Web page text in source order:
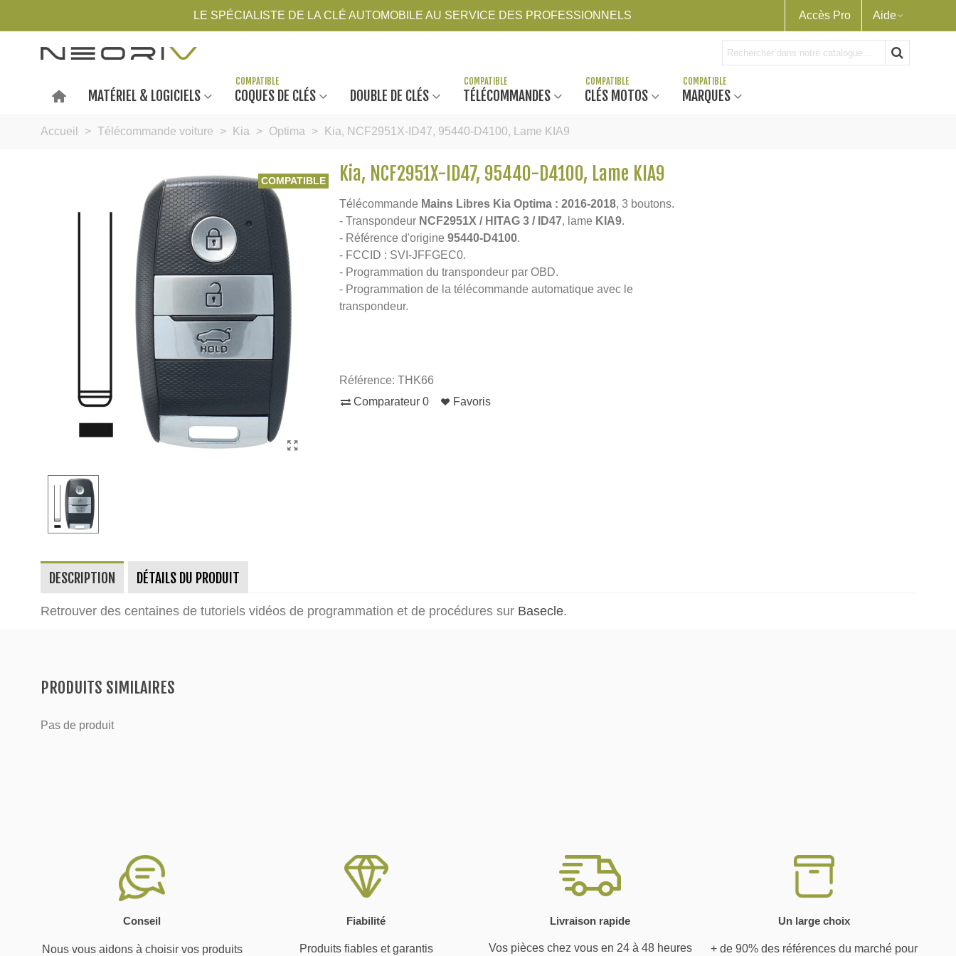
LE SPÉCIALISTE DE LA CLÉ AUTOMOBILE AU SERVICE DES PROFESSIONNELS Accès Pro Aide
MATÉRIEL & LOGICIELS COQUES DE CLÉS DOUBLE DE CLÉS TÉLÉCOMMANDES CLÉS MOTOS MARQUES
Accueil > Télécommande voiture > Kia > Optima > Kia, NCF2951X-ID47, 95440-D4100, Lame KIA9
COMPATIBLE Kia, NCF2951X-ID47, 95440-D4100, Lame KIA9
Télécommande Mains Libres Kia Optima : 2016-2018, 3 boutons.
- Transpondeur NCF2951X / HITAG 3 / ID47, lame KIA9.
- Référence d'origine 95440-D4100.
- FCCID : SVI-JFFGEC0.
- Programmation du transpondeur par OBD.
- Programmation de la télécommande automatique avec le
transpondeur.
Référence: THK66
Comparateur 0 Favoris
DESCRIPTION DÉTAILS DU PRODUIT
Retrouver des centaines de tutoriels vidéos de programmation et de procédures sur Basecle.
PRODUITS SIMILAIRES
Pas de produit
Conseil Fiabilité Livraison rapide Un large choix
Nous vous aidons à choisir vos produits Produits fiables et garantis Vos pièces chez vous en 24 à 48 heures + de 90% des références du marché pour